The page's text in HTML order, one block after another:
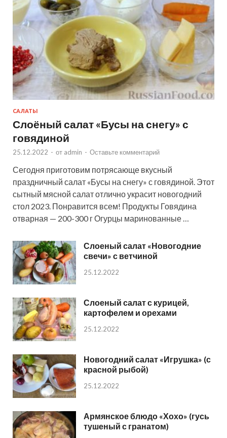
САЛАТЫ
Слоёный салат «Бусы на снегу» с
говядиной
25.12.2022 - от admin - Оставьте комментарий
Сегодня приготовим потрясающе вкусный
праздничный салат «Бусы на снегу» с говядиной. Этот
сытный мясной салат отлично украсит новогодний
стол 2023. Понравится всем! Продукты Говядина
отварная — 200-300 г Огурцы маринованные …
Слоеный салат «Новогодние
свечи» с ветчиной
25.12.2022
Слоеный салат с курицей,
картофелем и орехами
25.12.2022
Новогодний салат «Игрушка» (с
красной рыбой)
25.12.2022
Армянское блюдо «Хохо» (гусь
тушеный с гранатом)